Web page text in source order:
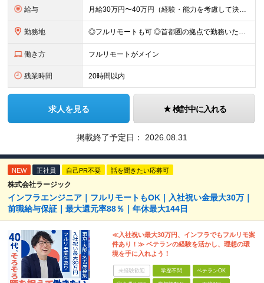
給与 月給30万円〜40万円（経験・能力を考慮して決定） ※固定残業代20時間分（4.0〜5.5万円）含む／超過分は全額支給 ※経験・スキルを考慮のうえ決定いたします ※6ヶ月の試用期間あり。期間中の待遇に
勤務地 ◎フルリモートも可 ◎首都圏の拠点で勤務いただくことを想定しております ■本社（湘南本社） 神奈川県藤沢市辻堂神台2-2-1 アイクロス湘南8階 └JR東海道線「辻堂駅」徒歩3分 ■東北支社 秋田
働き方 フルリモートがメイン
残業時間 20時間以内
求人を見る 検討中に入れる
掲載終了予定日： 2026.08.31
NEW 正社員 自己PR不要 話を聞きたい応募可
株式会社ラージック
インフラエンジニア｜フルリモートもOK｜入社祝い金最大30万｜
前職給与保証｜最大還元率88％｜年休最大144日
≪入社祝い最大30万円、インフラでもフルリモ案
件あり！≫ ベテランの経験を活かし、理想の環
境を手に入れよう！
未経験歓迎 学歴不問 ベテランOK